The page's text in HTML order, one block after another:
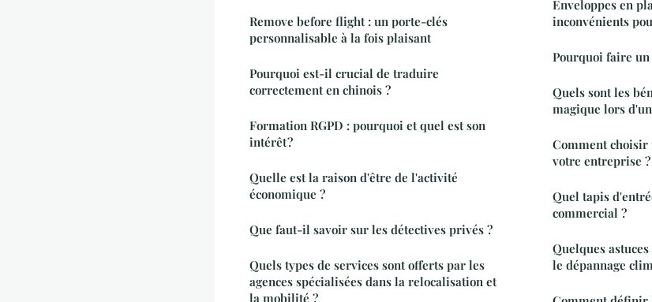
Remove before flight : un porte-clés
personnalisable à la fois plaisant
Pourquoi est-il crucial de traduire
correctement en chinois ?
Formation RGPD : pourquoi et quel est son
intérêt ?
Quelle est la raison d'être de l'activité
économique ?
Que faut-il savoir sur les détectives privés ?
Quels types de services sont offerts par les
agences spécialisées dans la relocalisation et
la mobilité ?
Enveloppes en
inconvénients
Pourquoi faire un
Quels sont les
magique lors
Comment choisir
votre entreprise ?
Quel tapis
commercial ?
Quelques
le dépannage